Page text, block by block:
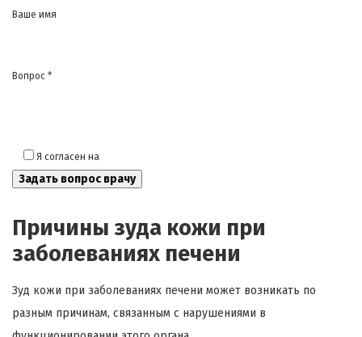
Ваше имя
Вопрос *
Я согласен на
Причины зуда кожи при
заболеваниях печени
Зуд кожи при заболеваниях печени может возникать по
разным причинам, связанным с нарушениями в